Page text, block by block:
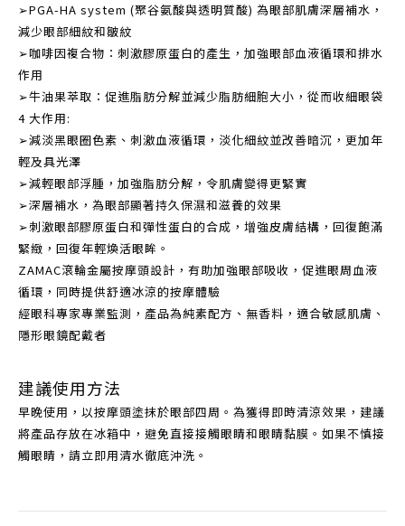
➢PGA-HA system (聚谷氨酸與透明質酸) 為眼部肌膚深層補水，
減少眼部細紋和皺紋
➢咖啡因複合物：刺激膠原蛋白的產生，加強眼部血液循環和排水
作用
➢牛油果萃取：促進脂肪分解並減少脂肪細胞大小，從而收細眼袋
4 大作用:
➢減淡黑眼圈色素、刺激血液循環，淡化細紋並改善暗沉，更加年
輕及具光澤
➢減輕眼部浮腫，加強脂肪分解，令肌膚變得更緊實
➢深層補水，為眼部顯著持久保濕和滋養的效果
➢刺激眼部膠原蛋白和彈性蛋白的合成，增強皮膚結構，回復飽滿
緊緻，回復年輕煥活眼眸。
ZAMAC滾輪金屬按摩頭設計，有助加強眼部吸收，促進眼周血液
循環，同時提供舒適冰涼的按摩體驗
經眼科專家專業監測，產品為純素配方、無香料，適合敏感肌膚、
隱形眼鏡配戴者
建議使用方法
早晚使用，以按摩頭塗抹於眼部四周。為獲得即時清涼效果，建議
將產品存放在冰箱中，避免直接接觸眼睛和眼睛黏膜。如果不慎接
觸眼睛，請立即用清水徹底沖洗。